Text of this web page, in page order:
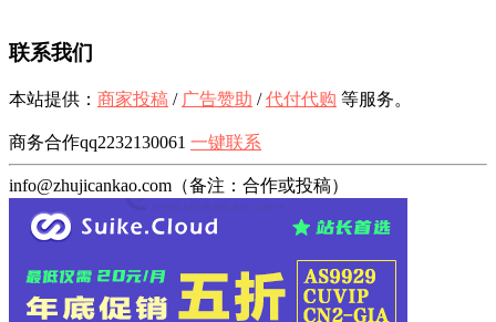
联系我们
本站提供： 商家投稿 / 广告赞助 /代付代购 等服务。
商务合作qq2232130061 一键联系
info@zhujicankao.com（备注：合作或投稿）